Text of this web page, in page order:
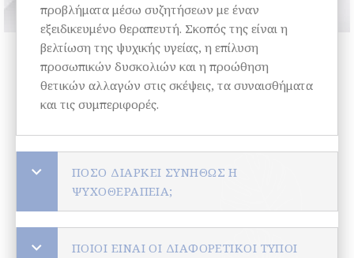
προβλήματα μέσω συζητήσεων με έναν
εξειδικευμένο θεραπευτή. Σκοπός της είναι η
βελτίωση της ψυχικής υγείας, η επίλυση
προσωπικών δυσκολιών και η προώθηση
θετικών αλλαγών στις σκέψεις, τα συναισθήματα
και τις συμπεριφορές.
ΠΌΣΟ ΔΙΑΡΚΕΊ ΣΥΝΉΘΩΣ Η
ΨΥΧΟΘΕΡΑΠΕΊΑ;
ΠΟΙΟΙ ΕΊΝΑΙ ΟΙ ΔΙΑΦΟΡΕΤΙΚΟΊ ΤΎΠΟΙ